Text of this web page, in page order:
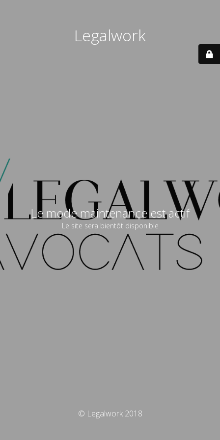
Legalwork
Le mode maintenance est actif
Le site sera bientôt disponible
© Legalwork 2018